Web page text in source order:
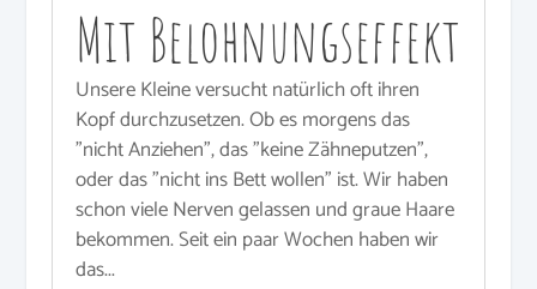
Mit Belohnungseffekt
Unsere Kleine versucht natürlich oft ihren
Kopf durchzusetzen. Ob es morgens das
"nicht Anziehen", das "keine Zähneputzen",
oder das "nicht ins Bett wollen" ist. Wir haben
schon viele Nerven gelassen und graue Haare
bekommen. Seit ein paar Wochen haben wir
das...